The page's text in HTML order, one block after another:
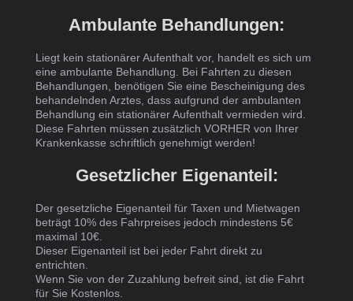
Ambulante Behandlungen:
Liegt kein stationärer Aufenthalt vor, handelt es sich um
eine ambulante Behandlung. Bei Fahrten zu diesen
Behandlungen, benötigen Sie eine Bescheinigung des
behandelnden Arztes, dass aufgrund der ambulanten
Behandlung ein stationärer Aufenthalt vermieden wird.
Diese Fahrten müssen zusätzlich VORHER von Ihrer
Krankenkasse schriftlich genehmigt werden!
Gesetzlicher Eigenanteil:
Der gesetzliche Eigenanteil für Taxen und Mietwagen
beträgt 10% des Fahrpreises jedoch mindestens 5€
maximal 10€.
Dieser Eigenanteil ist bei jeder Fahrt direkt zu
entrichten.
Wenn Sie von der Zuzahlung befreit sind, ist die Fahrt
für Sie Kostenlos.